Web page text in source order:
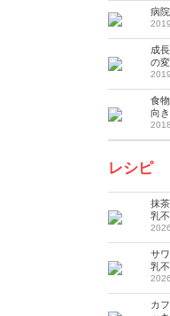
病
成
の
食
向
レシピ
抹
乳不
サ
乳不
カ